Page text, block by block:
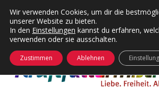
Kategorien
Menü
24 Hours Chilling
Die Wende
KFMW-Disco
Dates
öffnen
Wir verwenden Cookies, um dir die
unserer Website zu bieten.
In den Einstellungen kannst du erfahren,
verwenden oder sie ausschalten.
Zustimmen Ablehnen